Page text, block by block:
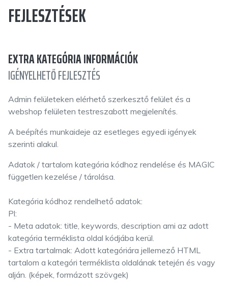
FEJLESZTÉSEK
EXTRA KATEGÓRIA INFORMÁCIÓK
IGÉNYELHETŐ FEJLESZTÉS
Admin felületeken elérhető szerkesztő felület és a
webshop felületen testreszabott megjelenítés.
A beépítés munkaideje az esetleges egyedi igények
szerinti alakul.
Adatok / tartalom kategória kódhoz rendelése és MAGIC
független kezelése / tárolása.
Kategória kódhoz rendelhető adatok:
Pl:
- Meta adatok: title, keywords, description ami az adott
kategória terméklista oldal kódjába kerül.
- Extra tartalmak: Adott kategóriára jellemező HTML
tartalom a kategóri terméklista oldalának tetején és vagy
alján. (képek, formázott szövgek)